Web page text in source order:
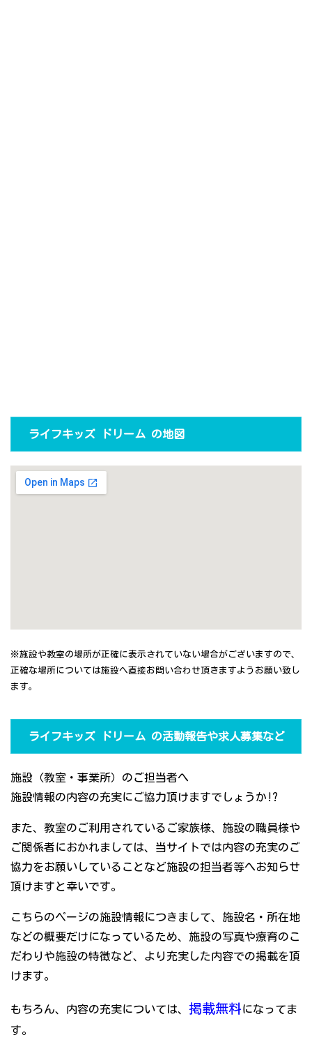
ライフキッズ ドリーム の地図
※施設や教室の場所が正確に表示されていない場合がございますので、
正確な場所については施設へ直接お問い合わせ頂きますようお願い致し
ます。
ライフキッズ ドリーム の活動報告や求人募集など
施設（教室・事業所）のご担当者へ
施設情報の内容の充実にご協力頂けますでしょうか!?
また、教室のご利用されているご家族様、施設の職員様や
ご関係者におかれましては、当サイトでは内容の充実のご
協力をお願いしていることなど施設の担当者等へお知らせ
頂けますと幸いです。
こちらのページの施設情報につきまして、施設名・所在地
などの概要だけになっているため、施設の写真や療育のこ
だわりや施設の特徴など、より充実した内容での掲載を頂
けます。
もちろん、内容の充実については、 掲載無料になってま
す。